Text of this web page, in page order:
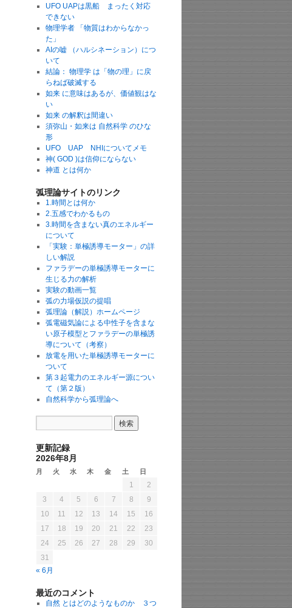
UFO UAPは黒船 まったく対応
できない
物理学者 「物質はわからなかっ
た」
AIの嘘 （ハルシネーション）につ
いて
結論： 物理学 は「物の理」に戻
らねば破滅する
如来 に意味はあるが、価値観はな
い
如来 の解釈は間違い
須弥山・如来は 自然科学 のひな
形
UFO UAP NHIについてメモ
神( GOD )は信仰にならない
神道 とは何か
弧理論サイトのリンク
1.時間とは何か
2.五感でわかるもの
3.時間を含まない真のエネルギー
について
「実験：単極誘導モーター」の詳
しい解説
ファラデーの単極誘導モーターに
生じる力の解析
実験の動画一覧
弧の力場仮説の提唱
弧理論（解説）ホームページ
弧電磁気論による中性子を含まな
い原子模型とファラデーの単極誘
導について（考察）
放電を用いた単極誘導モーターに
ついて
第３起電力のエネルギー源につい
て（第２版）
自然科学から弧理論へ
更新記録
2026年8月
月 火 水 木 金 土 日
1
2
3
4 5 6 7 8
9
10
11 12 13 14 15
16
17
18 19 20 21 22
23
24
25 26 27 28 29
30
31
« 6月
最近のコメント
自然 とはどのようなものか ３つ